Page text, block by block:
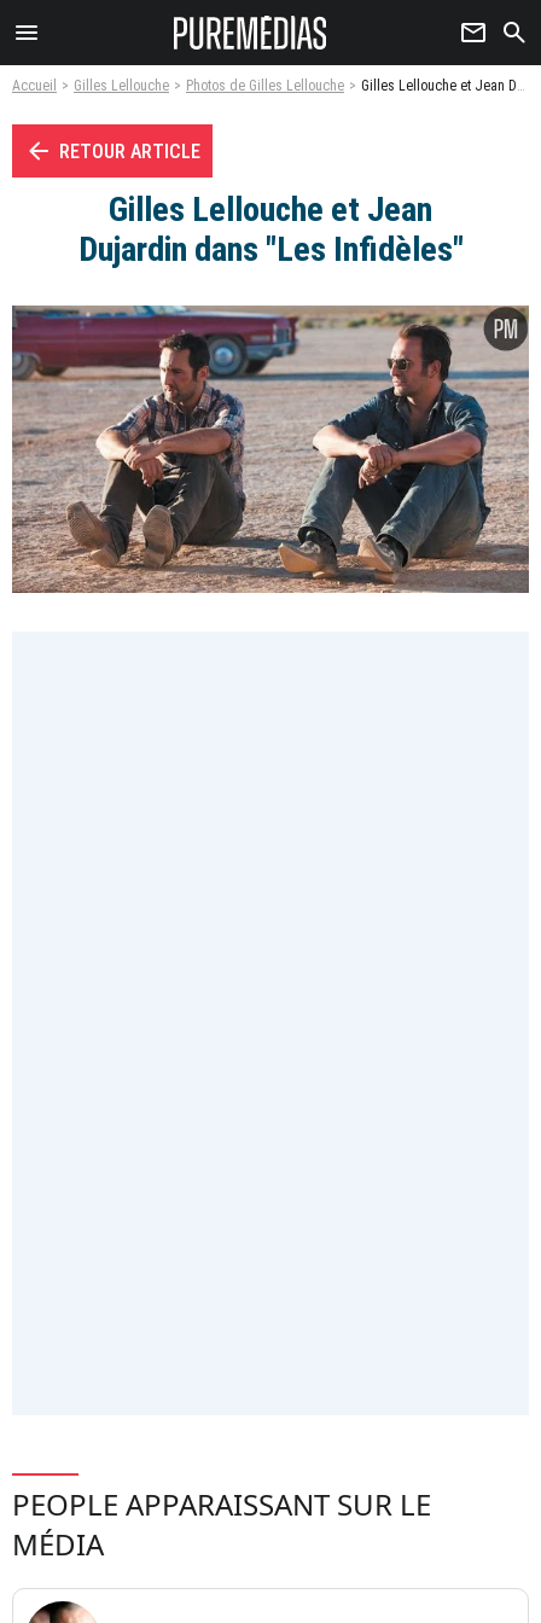
menu newsletter search
Accueil Gilles Lellouche Photos de Gilles Lellouche Gilles Lellouche et Jean Dujardin dans "Les Infidèles" - Photo
arrow_left RETOUR ARTICLE
Gilles Lellouche et Jean
Dujardin dans "Les Infidèles"
PEOPLE APPARAISSANT SUR LE
MÉDIA